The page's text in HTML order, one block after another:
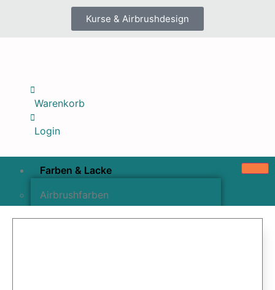
Kurse & Airbrushdesign
Warenkorb
Login
Farben & Lacke
Airbrushfarben